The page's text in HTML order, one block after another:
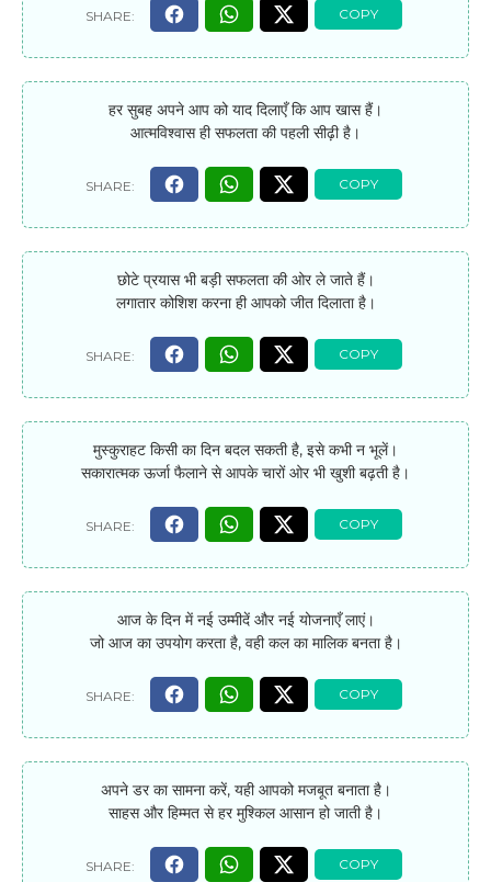
हर सुबह अपने आप को याद दिलाएँ कि आप खास हैं।
आत्मविश्वास ही सफलता की पहली सीढ़ी है।
छोटे प्रयास भी बड़ी सफलता की ओर ले जाते हैं।
लगातार कोशिश करना ही आपको जीत दिलाता है।
मुस्कुराहट किसी का दिन बदल सकती है, इसे कभी न भूलें।
सकारात्मक ऊर्जा फैलाने से आपके चारों ओर भी खुशी बढ़ती है।
आज के दिन में नई उम्मीदें और नई योजनाएँ लाएं।
जो आज का उपयोग करता है, वही कल का मालिक बनता है।
अपने डर का सामना करें, यही आपको मजबूत बनाता है।
साहस और हिम्मत से हर मुश्किल आसान हो जाती है।